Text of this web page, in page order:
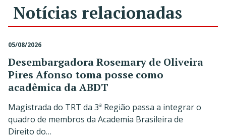
Notícias relacionadas
05/08/2026
Desembargadora Rosemary de Oliveira
Pires Afonso toma posse como
acadêmica da ABDT
Magistrada do TRT da 3ª Região passa a integrar o
quadro de membros da Academia Brasileira de
Direito do…